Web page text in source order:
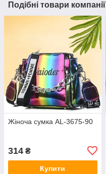
Подібні товари компанії
Жіноча сумка AL-3675-90
314 ₴
Купити